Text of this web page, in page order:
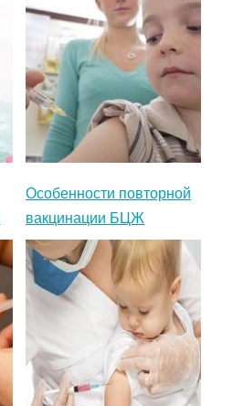
Особенности повторной
вакцинации БЦЖ